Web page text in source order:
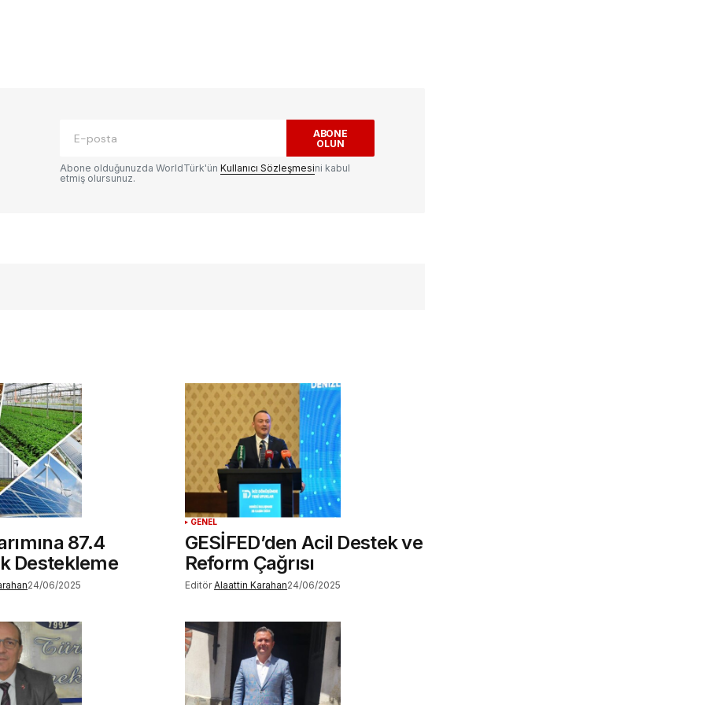
ABONE
OLUN
Abone olduğunuzda WorldTürk'ün Kullanıcı Sözleşmesini kabul
etmiş olursunuz.
87.4
Destekleme
24/06/2025
GENEL
GESİFED’den Acil Destek ve
Reform Çağrısı
Editör Alaattin Karahan24/06/2025